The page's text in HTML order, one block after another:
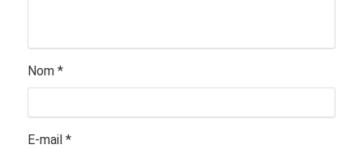
Nom *
E-mail *